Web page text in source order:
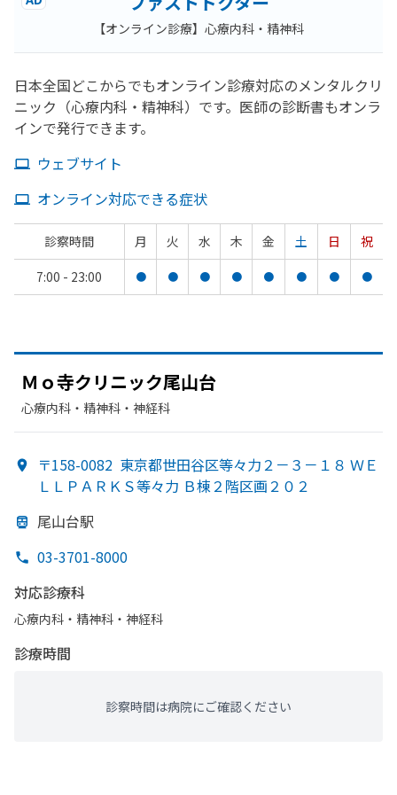
【オンライン診療】心療内科・精神科
日本全国どこからでもオンライン診療対応のメンタルクリ
ニック（心療内科・精神科）です。医師の診断書もオンラ
インで発行できます。
ウェブサイト
オンライン対応できる症状
診察時間 月 火 水 木 金 土 日
祝
7:00 - 23:00
● ● ● ● ● ● ● ●
Ｍｏ寺クリニック尾山台
心療内科・​精神科・神経科
〒158-0082 東京都世田谷区等々力２－３－１８ ＷＥ
ＬＬＰＡＲＫＳ等々力 Ｂ棟２階区画２０２
尾山台駅
03-3701-8000
対応診療科
心療内科・​精神科・神経科
診療時間
診察時間は病院にご確認ください